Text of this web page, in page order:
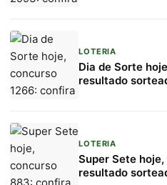
LOTERIA
Dia de Sorte
resultado
LOTERIA
Super Sete
resultado